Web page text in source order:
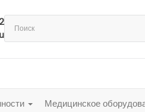
Медицинское